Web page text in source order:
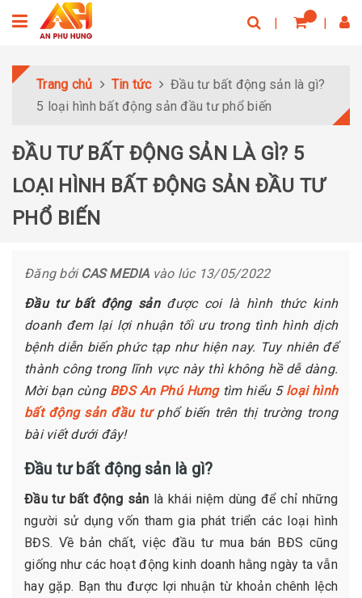
Trang chủ Tin tức
Đầu tư bất động sản là gì?
5 loại hình bất động sản đầu tư phổ biến
ĐẦU TƯ BẤT ĐỘNG SẢN LÀ GÌ? 5
LOẠI HÌNH BẤT ĐỘNG SẢN ĐẦU TƯ
PHỔ BIẾN
Đăng bởi CAS MEDIAvào lúc 13/05/2022
Đầu tư bất động sản được coi là hình thức kinh
doanh đem lại lợi nhuận tối ưu trong tình hình dịch
bệnh diễn biến phức tạp như hiện nay. Tuy nhiên để
thành công trong lĩnh vực này thì không hề dễ dàng.
Mời bạn cùng BĐS An Phú Hưngtìm hiểu 5loại hình
bất động sản đầu tưphổ biến trên thị trường trong
bài viết dưới đây!
Đầu tư bất động sản là gì?
Đầu tư bất động sản là khái niệm dùng để chỉ những
người sử dụng vốn tham gia phát triển các loại hình
BĐS. Về bản chất, việc đầu tư mua bán BĐS cũng
giống như các hoạt động kinh doanh hằng ngày ta vẫn
hay gặp. Bạn thu được lợi nhuận từ khoản chênh lệch